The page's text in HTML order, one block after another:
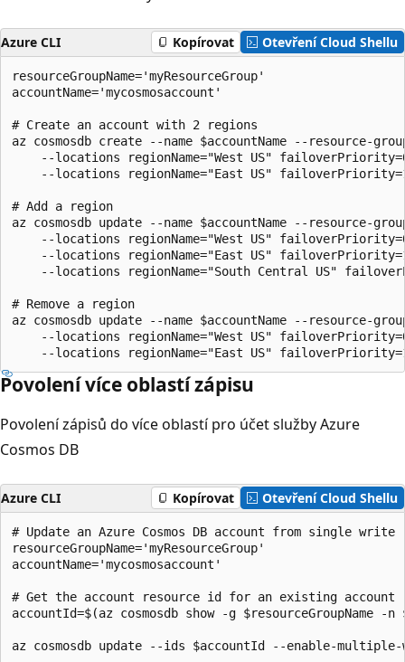
Azure CLI Kopírovat Otevření Cloud Shellu
resourceGroupName='myResourceGroup'
accountName='mycosmosaccount'
# Create an account with 2 regions
az cosmosdb create --name $accountName --resource-
--locations regionName="West US"
--locations regionName="East US"
# Add a region
az cosmosdb update --name $accountName --resource-
--locations regionName="West US"
--locations regionName="East US"
--locations regionName="South Central US"
# Remove a region
az cosmosdb update --name $accountName --resource-
--locations regionName="West US"
Povolení více oblastí zápisu
Povolení zápisů do více oblastí pro účet služby Azure
Cosmos DB
Azure CLI Kopírovat Otevření Cloud Shellu
# Update an Azure Cosmos DB account from single
resourceGroupName='myResourceGroup'
accountName='mycosmosaccount'
# Get the account resource id for an existing account
accountId=$(az cosmosdb show -g $resourceGroupName